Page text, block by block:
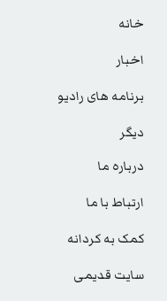
خانه
اخبار
برنامه های رادیو
دیگر
درباره ما
ارتباط با ما
کمک به کردانه
سایت قدیمی